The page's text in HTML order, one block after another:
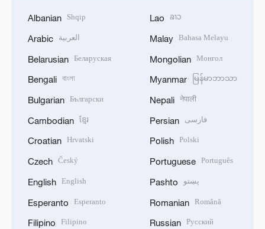
Albanian Shqip
Arabic العربية
Belarusian Беларуская
Bengali বাংলা
Bulgarian Български
Cambodian ខ្មែរ
Croatian Hrvatski
Czech Český
English English
Esperanto Esperanto
Filipino Filipino
Lao ລາວ
Malay Bahasa Melayu
Mongolian Монгол
Myanmar မြန်မာဘာသာ
Nepali नेपाली
Persian فارسی
Polish Polski
Portuguese Português
Pashto پښتو
Romanian Română
Russian Русский